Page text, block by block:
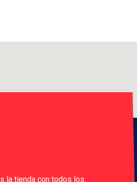
la tienda con todos los